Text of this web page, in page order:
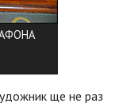
ще не раз